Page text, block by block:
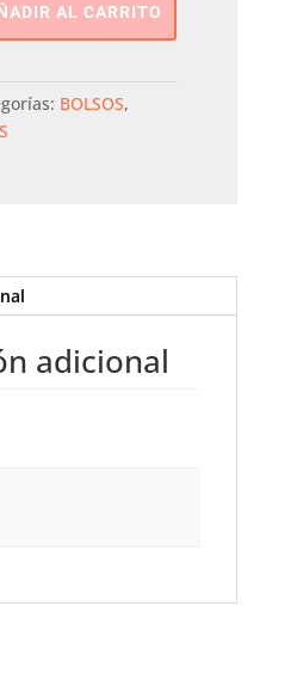
AL CARRITO
BOLSOS,
adicional